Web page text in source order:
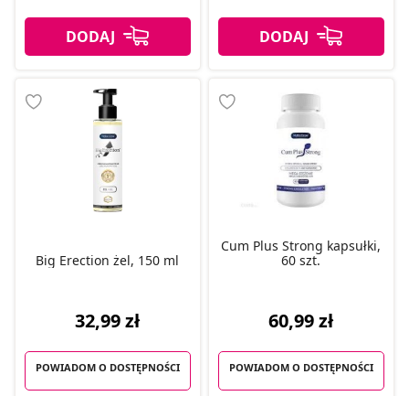
Big Erection żel, 150 ml
32,99 zł
POWIADOM O DOSTĘPNOŚCI
Cum Plus Strong kapsułki,
60 szt.
60,99 zł
POWIADOM O DOSTĘPNOŚCI